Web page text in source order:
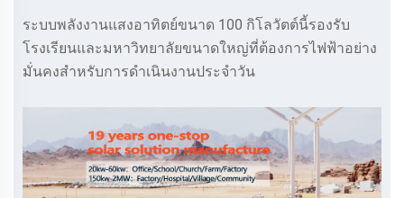
ระบบพลังงานแสงอาทิตย์ขนาด 100 กิโลวัตต์นี้รองรับ
โรงเรียนและมหาวิทยาลัยขนาดใหญ่ที่ต้องการไฟฟ้าอย่าง
มั่นคงสำหรับการดำเนินงานประจำวัน